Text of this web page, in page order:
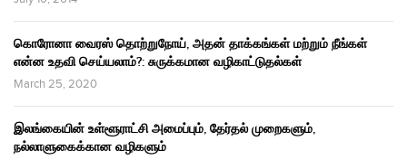
கொரோனா வைரஸ் தொற்றுநோய், அதன் தாக்கங்கள் மற்றும் நீங்கள்
என்ன உதவி செய்யலாம்?: சுருக்கமான வழிகாட்டுதல்கள்
March 25, 2020
இலங்கையின் உள்ளூராட்சி அமைப்பும், தேர்தல் முறைகளும்,
நல்லாளுகைக்கான வழிகளும்